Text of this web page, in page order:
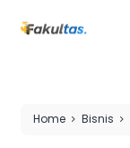
Home Bisnis